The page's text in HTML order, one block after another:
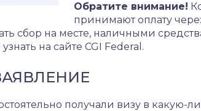
Обратите внимание!
принимают оплату
сбор на месте, наличными
на сайте CGI Federal.
получали визу в какую-